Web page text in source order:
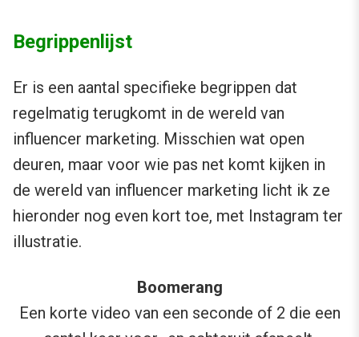
Begrippenlijst
Er is een aantal specifieke begrippen dat
regelmatig terugkomt in de wereld van
influencer marketing. Misschien wat open
deuren, maar voor wie pas net komt kijken in
de wereld van influencer marketing licht ik ze
hieronder nog even kort toe, met Instagram ter
illustratie.
Boomerang
Een korte video van een seconde of 2 die een